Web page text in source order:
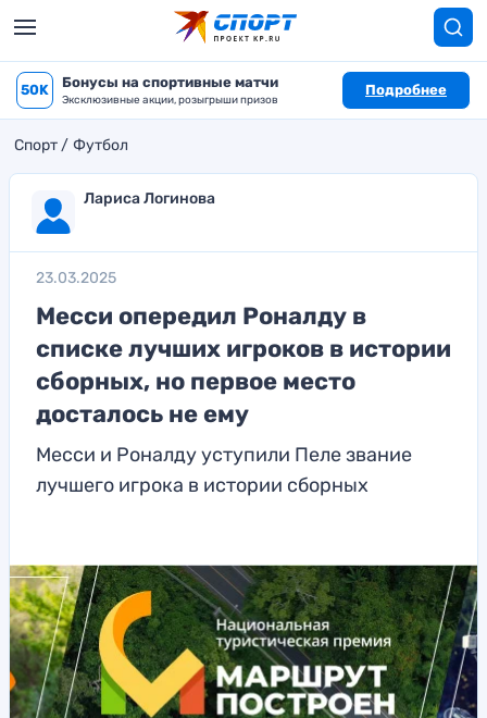
50K Бонусы на спортивные матчи
Эксклюзивные акции, розыгрыши призов
Подробнее
Спорт Футбол
Лариса Логинова
23.03.2025
Месси опередил Роналду в
списке лучших игроков в истории
сборных, но первое место
досталось не ему
Месси и Роналду уступили Пеле звание
лучшего игрока в истории сборных